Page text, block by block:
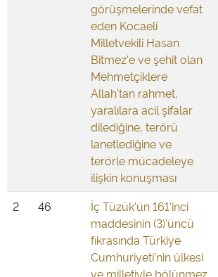
görüşmelerinde vefat
eden Kocaeli
Milletvekili Hasan
Bitmez'e ve şehit olan
Mehmetçiklere
Allah'tan rahmet,
yaralılara acil şifalar
dilediğine, terörü
lanetlediğine ve
terörle mücadeleye
ilişkin konuşması
2 46
İç Tüzük'ün 161'inci
maddesinin (3)'üncü
fıkrasında Türkiye
Cumhuriyeti'nin ülkesi
ve milletiyle bölünmez